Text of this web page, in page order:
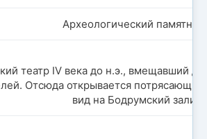
Археологический памятник
театр IV века до н.э., вмещавший до
Отсюда открывается потрясающий
вид на Бодрумский залив.